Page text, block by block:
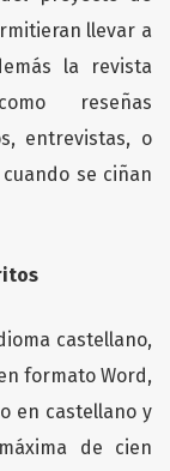
llevar a
la revista
reseñas
entrevistas, o
se ciñan
castellano,
formato Word,
en castellano y
de cien